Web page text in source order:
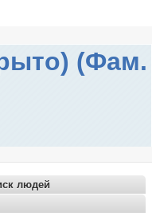
(Фам.
людей